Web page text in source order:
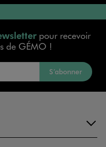
pour recevoir
de GÉMO !
S’abonner